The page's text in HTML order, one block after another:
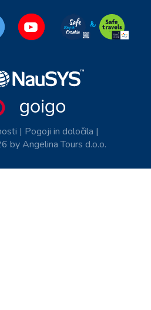
| Pogoji in določila |
by Angelina Tours d.o.o.